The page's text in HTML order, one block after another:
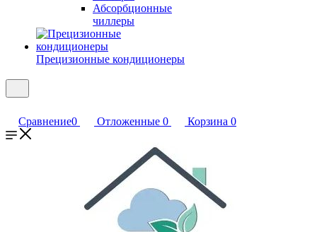
Абсорбционные
чиллеры
Прецизионные кондиционеры
Сравнение0 Отложенные 0 Корзина 0